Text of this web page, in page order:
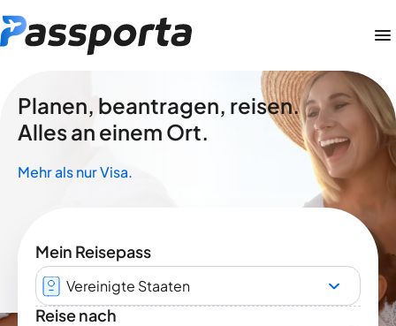
Planen, beantragen, reisen.
Alles an einem Ort.
Mehr als nur Visa.
Mein Reisepass
Vereinigte Staaten
Reise nach